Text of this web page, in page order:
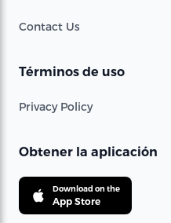
Contact Us
Términos de uso
Privacy Policy
Obtener la aplicación
Download on the
App Store